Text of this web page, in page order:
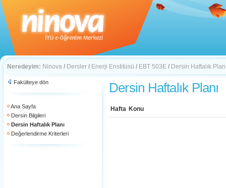
Neredeyim: Ninova / Dersler / Enerji Enstitüsü / EBT 503E / Dersin Haftalık
Fakülteye dön
Ana Sayfa
Dersin Bilgileri
Dersin Haftalık Planı
Değerlendirme Kriterleri
Dersin Haftalık Planı
Hafta Konu